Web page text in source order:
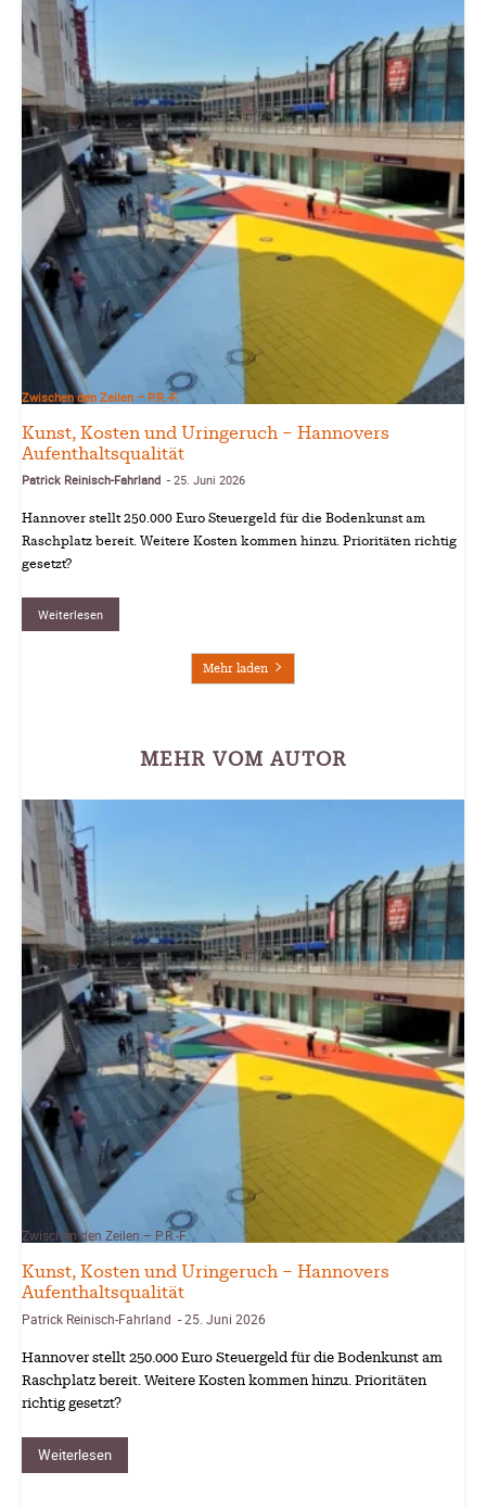
Zwischen den Zeilen – P.R.-F.
Kunst, Kosten und Uringeruch – Hannovers
Aufenthaltsqualität
Patrick Reinisch-Fahrland - 25. Juni 2026
Hannover stellt 250.000 Euro Steuergeld für die Bodenkunst am
Raschplatz bereit. Weitere Kosten kommen hinzu. Prioritäten richtig
gesetzt?
Weiterlesen
Mehr laden
MEHR VOM AUTOR
Zwischen den Zeilen – P.R.-F.
Kunst, Kosten und Uringeruch – Hannovers
Aufenthaltsqualität
Patrick Reinisch-Fahrland -25. Juni 2026
Hannover stellt 250.000 Euro Steuergeld für die Bodenkunst am
Raschplatz bereit. Weitere Kosten kommen hinzu. Prioritäten
richtig gesetzt?
Weiterlesen